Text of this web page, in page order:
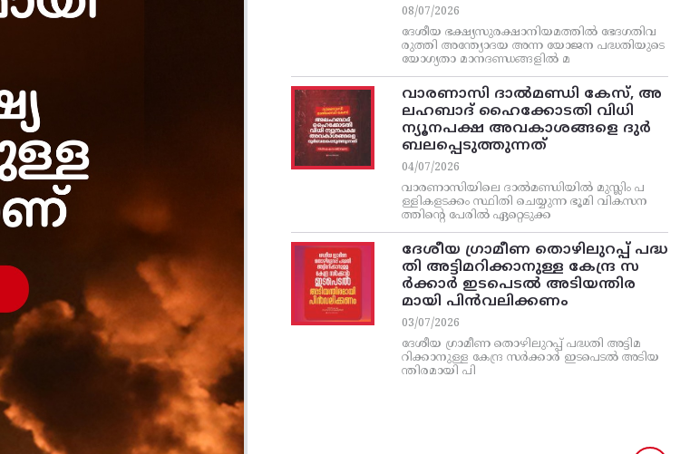
08/07/2026
ദേശീയ ഭക്ഷ്യസുരക്ഷാനിയമത്തിൽ ഭേദഗതിവ
രുത്തി അന്ത്യോദയ അന്ന യോജന പദ്ധതിയുടെ
യോഗ്യതാ മാനദണ്ഡങ്ങളിൽ മ
വാരണാസി ദാൽമണ്ഡി കേസ്, അ
ലഹബാദ് ഹൈക്കോടതി വിധി
ന്യൂനപക്ഷ അവകാശങ്ങളെ ദുർ
ബലപ്പെടുത്തുന്നത്
04/07/2026
വാരണാസിയിലെ ദാൽമണ്ഡിയിൽ മുസ്ലിം പ
ള്ളികളടക്കം സ്ഥിതി ചെയ്യുന്ന ഭൂമി വികസന
ത്തിന്റെ പേരിൽ ഏറ്റെടുക്ക
ദേശീയ ഗ്രാമീണ തൊഴിലുറപ്പ്‌ പദ്ധ
തി അട്ടിമറിക്കാനുള്ള കേന്ദ്ര സ
ര്‍ക്കാര്‍ ഇടപെടല്‍ അടിയന്തിര
മായി പിന്‍വലിക്കണം
03/07/2026
ദേശീയ ഗ്രാമീണ തൊഴിലുറപ്പ്‌ പദ്ധതി അട്ടിമ
റിക്കാനുള്ള കേന്ദ്ര സര്‍ക്കാര്‍ ഇടപെടല്‍ അടിയ
ന്തിരമായി പി